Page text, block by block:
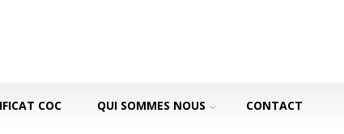
COC QUI SOMMES NOUS CONTACT